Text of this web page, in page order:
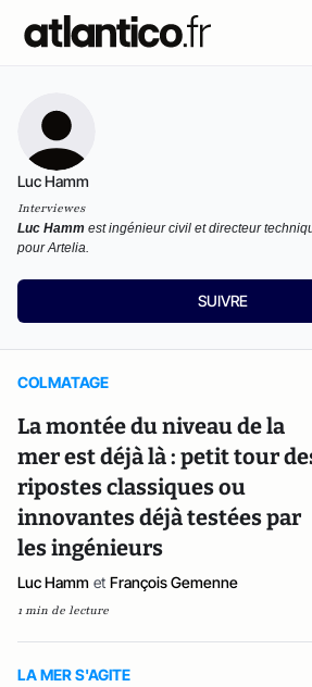
Luc Hamm
Interviewes
Luc Hamm est ingénieur civil et directeur
pour Artelia.
SUIVRE
COLMATAGE
La montée du niveau de la
mer est déjà là : petit tour
ripostes classiques ou
innovantes déjà testées par
les ingénieurs
Luc Hamm et François Gemenne
1 min de lecture
LA MER S'AGITE